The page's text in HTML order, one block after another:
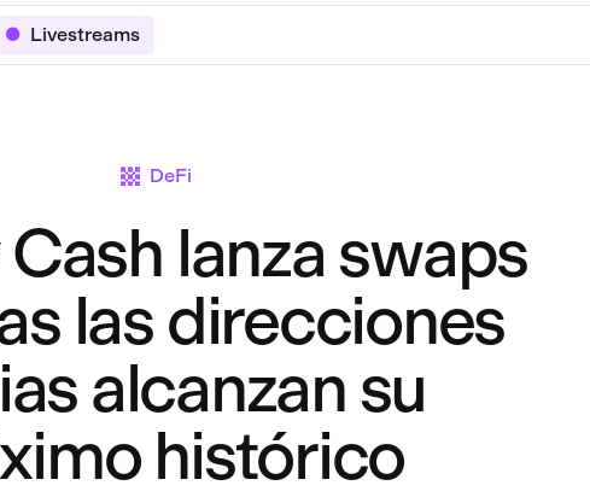
Livestreams
DeFi
lanza swaps
las direcciones
alcanzan su
histórico